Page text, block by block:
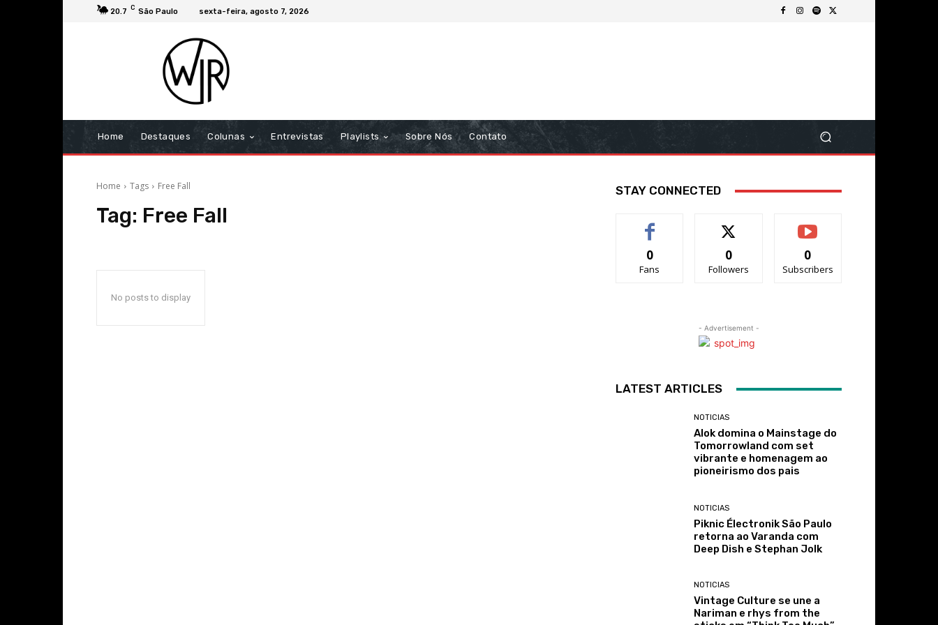
20.7 C São Paulo sexta-feira, agosto 7, 2026
Home Destaques Colunas Entrevistas Playlists Sobre Nós Contato
Home Tags Free Fall
Tag: Free Fall
No posts to display
STAY CONNECTED
0
Fans
0
Followers
0
Subscribers
- Advertisement -
LATEST ARTICLES
NOTICIAS
Alok domina o Mainstage do
Tomorrowland com set
vibrante e homenagem ao
pioneirismo dos pais
NOTICIAS
Piknic Électronik São Paulo
retorna ao Varanda com
Deep Dish e Stephan Jolk
NOTICIAS
Vintage Culture se une a
Nariman e rhys from the